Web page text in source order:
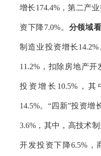
增长174.4%，第二产
资下降7.0%。 分领域看
制造业投资增长14.2%
11.2%，扣除房地产
投资增长10.5%，
14.5%。“四新”投资增
3.6%，其中，高技术
开发投资下降6.5%，